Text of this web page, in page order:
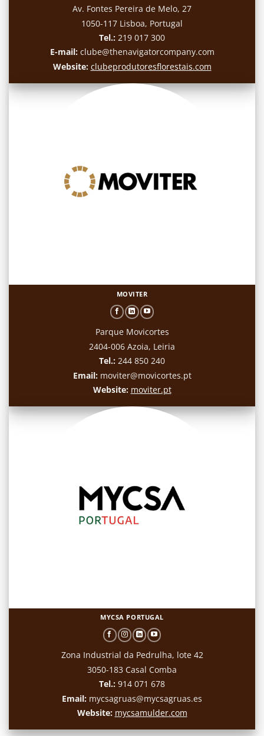
Av. Fontes Pereira de Melo, 27
1050-117 Lisboa, Portugal
Tel.: 219 017 300
E-mail:clube@thenavigatorcompany.com
Website: clubeprodutoresflorestais.com
MOVITER
Parque Movicortes
2404-006 Azoia, Leiria
Tel.: 244 850 240
Email:moviter@movicortes.pt
Website: moviter.pt
MYCSA PORTUGAL
Zona Industrial da Pedrulha, lote 42
3050-183 Casal Comba
Tel.: 914 071 678
Email: mycsagruas@mycsagruas.es
Website: mycsamulder.com